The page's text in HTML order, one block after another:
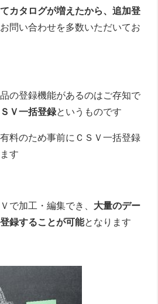
カタログが増えたから、追加登
問い合わせを多数いただいてお
の登録機能があるのはご存知で
Ｖ一括登録というものです
料のため事前にＣＳＶ一括登録
す
で加工・編集でき、 大量のデー
録することが可能となります